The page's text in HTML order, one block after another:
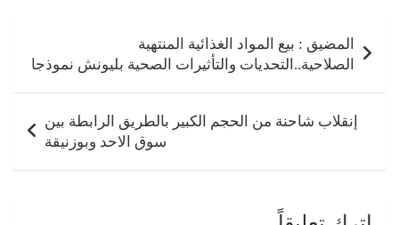
المقالاتالمضيق : بيع المواد الغذائية المنتهية
الصلاحية..التحديات والتأثيرات الصحية بليونش نموذجا
إنقلاب شاحنة من الحجم الكبير بالطريق الرابطة بين
سوق الاحد وبوزنيقة